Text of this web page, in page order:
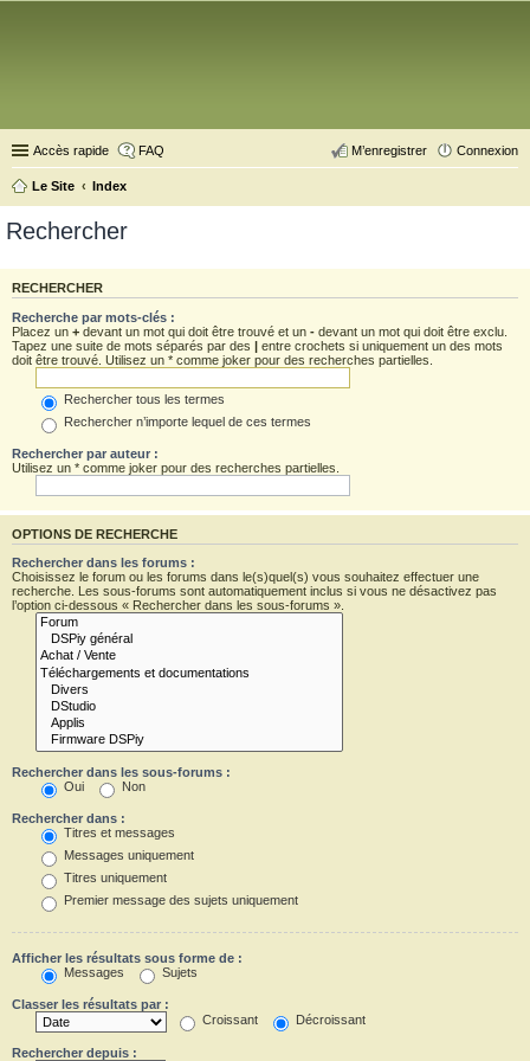
Accès rapide FAQ Connexion
M’enregistrer
Le Site Index
Rechercher
RECHERCHER
Recherche par mots-clés :
Placez un + devant un mot qui doit être trouvé et un - devant un mot qui doit être exclu.
Tapez une suite de mots séparés par des | entre crochets si uniquement un des mots
doit être trouvé. Utilisez un * comme joker pour des recherches partielles.
Rechercher tous les termes
Rechercher n’importe lequel de ces termes
Rechercher par auteur :
Utilisez un * comme joker pour des recherches partielles.
OPTIONS DE RECHERCHE
Rechercher dans les forums :
Choisissez le forum ou les forums dans le(s)quel(s) vous souhaitez effectuer une
recherche. Les sous-forums sont automatiquement inclus si vous ne désactivez pas
l’option ci-dessous « Rechercher dans les sous-forums ».
Rechercher dans les sous-forums :
Oui
Non
Rechercher dans :
Titres et messages
Messages uniquement
Titres uniquement
Premier message des sujets uniquement
Afficher les résultats sous forme de :
Messages
Sujets
Classer les résultats par :
Croissant
Décroissant
Rechercher depuis :